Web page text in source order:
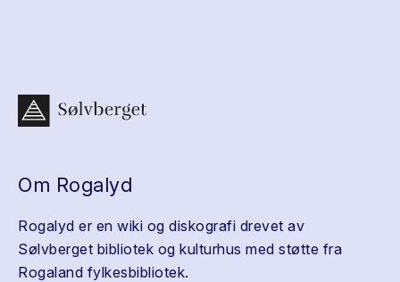
Om Rogalyd
Rogalyd er en wiki og diskografi drevet av
Sølvberget bibliotek og kulturhus med støtte fra
Rogaland fylkesbibliotek.